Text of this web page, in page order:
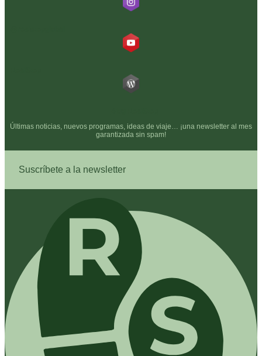
Últimas noticias, nuevos programas, ideas de viaje… ¡una newsletter al mes
garantizada sin spam!
Suscríbete a la newsletter